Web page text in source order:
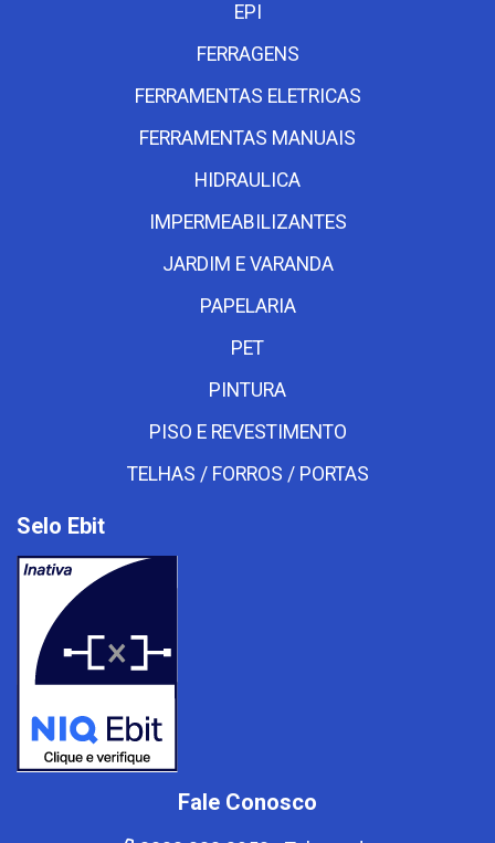
EPI
FERRAGENS
FERRAMENTAS ELETRICAS
FERRAMENTAS MANUAIS
HIDRAULICA
IMPERMEABILIZANTES
JARDIM E VARANDA
PAPELARIA
PET
PINTURA
PISO E REVESTIMENTO
TELHAS / FORROS / PORTAS
Selo Ebit
Fale Conosco